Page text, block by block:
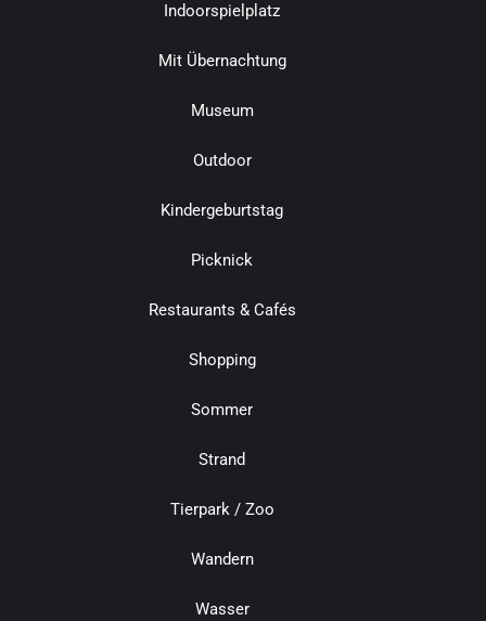
Indoorspielplatz
Mit Übernachtung
Museum
Outdoor
Kindergeburtstag
Picknick
Restaurants & Cafés
Shopping
Sommer
Strand
Tierpark / Zoo
Wandern
Wasser